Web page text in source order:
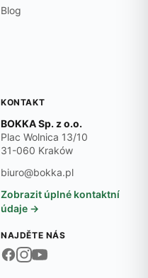
Blog
KONTAKT
BOKKA Sp. z o.o.
Plac Wolnica 13/10
31-060 Kraków
biuro@bokka.pl
Zobrazit úplné kontaktní
údaje →
NAJDĚTE NÁS